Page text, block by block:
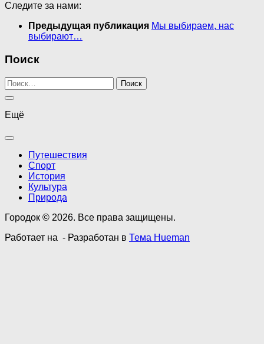
Следите за нами:
Предыдущая публикация Мы выбираем, нас
выбирают…
Поиск
Найти:
Ещё
Путешествия
Спорт
История
Культура
Природа
Городок © 2026. Все права защищены.
Работает на - Разработан в Тема Hueman